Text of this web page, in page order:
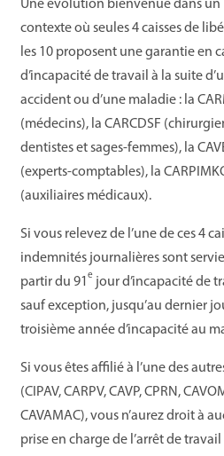
Une évolution bienvenue dans un
contexte où seules 4 caisses de
les 10 proposent une garantie en
d’incapacité de travail à la suite
accident ou d’une maladie : la
(médecins), la CARCDSF
dentistes et sages-femmes), la
(experts-comptables), la
(auxiliaires médicaux).
Si vous relevez de l’une de ces 4
indemnités journalières sont
partir du 91 e jour d’incapacité de
sauf exception, jusqu’au dernier
troisième année d’incapacité au
Si vous êtes affilié à l’une des
(CIPAV, CARPV, CAVP, CPRN,
CAVAMAC), vous n’aurez droit à
prise en charge de l’arrêt de travail